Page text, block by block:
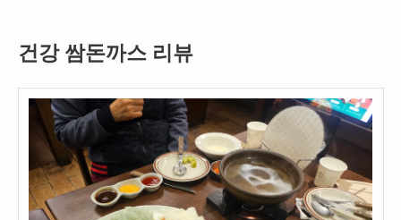
건강 쌈돈까스 리뷰